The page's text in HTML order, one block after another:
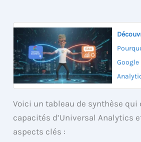
Google
Voici un tableau de synthèse qui
capacités d’Universal Analytics
aspects clés :